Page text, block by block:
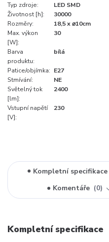
Typ zdroje:
LED SMD
Životnost [h]:
30000
Rozměry:
18,5 x ⌀10cm
Max. výkon
[W]:
30
Barva
produktu:
bílá
Patice/objímka: E27
Stmívání:
NE
Světelný tok
[lm]:
2400
Vstupní napětí
[V]:
230
Kompletní specifikace
Komentáře
0
Kompletní specifikace